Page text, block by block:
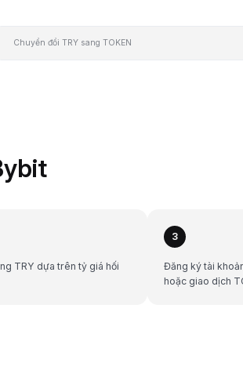
Chuyển đổi TRY sang TOKEN
TRY dựa trên tỷ giá hối
3
Đăng ký tài
hoặc giao dịch